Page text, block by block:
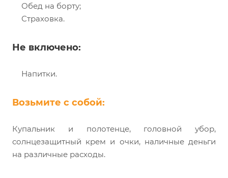
Обед на борту;
Страховка.
Не включено:
Напитки.
Возьмите с собой:
Купальник и полотенце, головной убор,
солнцезащитный крем и очки, наличные деньги
на различные расходы.